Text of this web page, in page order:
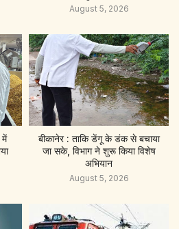
August 5, 2026
में
बीकानेर : ताकि डेंगू के डंक से बचाया
जा सके, विभाग ने शुरू किया विशेष
अभियान
August 5, 2026